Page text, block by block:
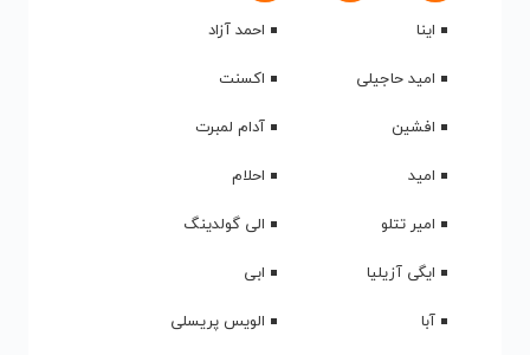
اینا
احمد آزاد
امید حاجیلی
اکسنت
افشین
آدام لمبرت
امید
احلام
امیر تتلو
الی گولدینگ
ایگی آزیلیا
ابی
آبا
الویس پریسلی